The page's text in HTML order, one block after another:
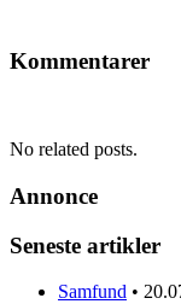
Kommentarer
No related posts.
Annonce
Seneste artikler
Samfund •